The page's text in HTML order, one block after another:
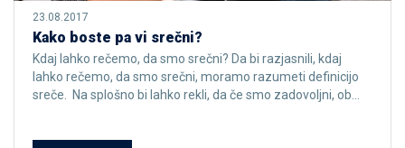
23.08.2017
Kako boste pa vi srečni?
Kdaj lahko rečemo, da smo srečni? Da bi razjasnili, kdaj
lahko rečemo, da smo srečni, moramo razumeti definicijo
sreče. Na splošno bi lahko rekli, da če smo zadovoljni, ob...